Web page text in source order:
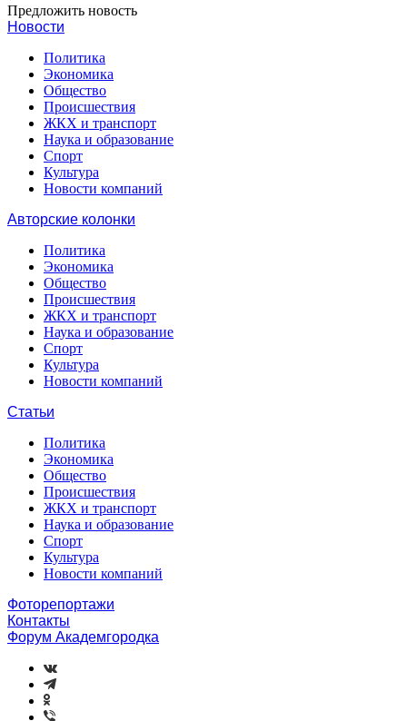
Предложить новость
Новости
Политика
Экономика
Общество
Происшествия
ЖКХ и транспорт
Наука и образование
Спорт
Культура
Новости компаний
Авторские колонки
Политика
Экономика
Общество
Происшествия
ЖКХ и транспорт
Наука и образование
Спорт
Культура
Новости компаний
Статьи
Политика
Экономика
Общество
Происшествия
ЖКХ и транспорт
Наука и образование
Спорт
Культура
Новости компаний
Фоторепортажи
Контакты
Форум Академгородка